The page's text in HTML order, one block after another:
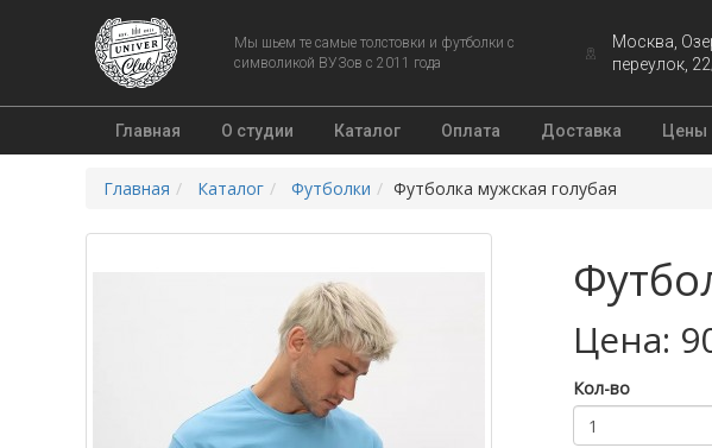
Мы шьем те самые толстовки и футболки с
символикой ВУЗов с 2011 года
Москва,
переулок,
Главная О студии Каталог Оплата Доставка Цены
Главная Каталог Футболки Футболка мужская голубая
Цена:
Кол-во